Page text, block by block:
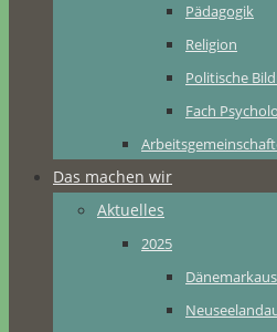
Pädagogik
Religion
Politische
Fach
Das machen wir
Aktuelles
2025